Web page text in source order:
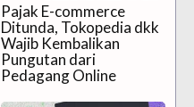
Pajak E-commerce
Ditunda, Tokopedia dkk
Wajib Kembalikan
Pungutan dari
Pedagang Online